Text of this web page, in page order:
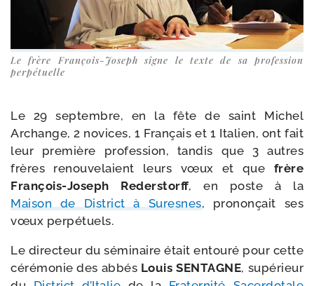
Le frère François-​Joseph signe le texte de sa pro­fes­sion
perpétuelle
Le 29 sep­tembre, en la fête de saint Michel
Archange, 2 novices, 1 Français et 1 Italien, ont fait
leur pre­mière pro­fes­sion, tan­dis que 3 autres
frères renou­ve­laient leurs vœux et que frère
François-​Joseph Rederstorff, en poste à la
Maison de District à Suresnes, pro­non­çait ses
vœux perpétuels.
Le direc­teur du sémi­naire était entou­ré pour cette
céré­mo­nie des abbés Louis SENTAGNE, supé­rieur